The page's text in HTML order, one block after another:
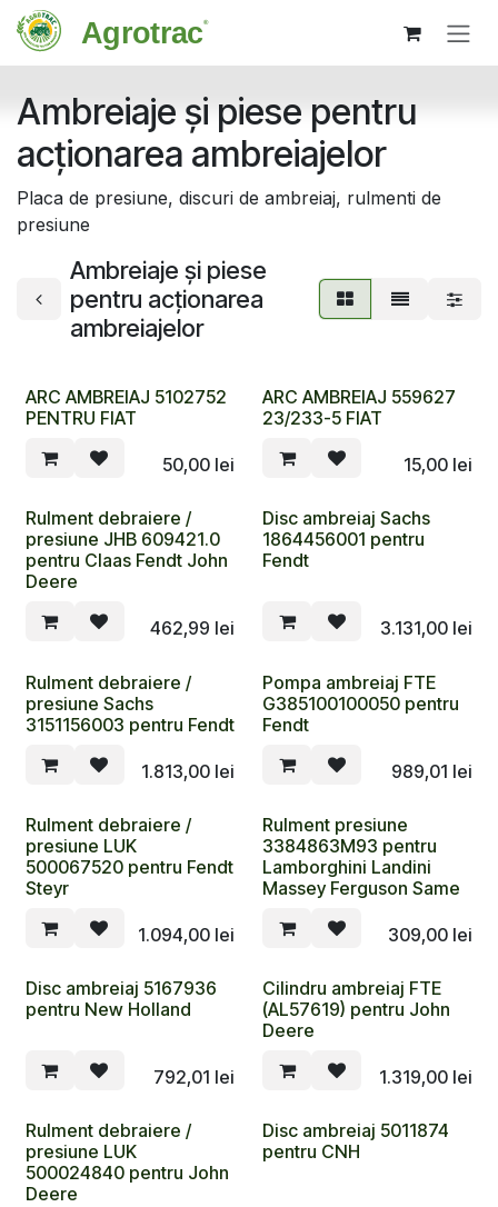
Sari la conținut
Ambreiaje și piese pentru
acționarea ambreiajelor
Placa de presiune, discuri de ambreiaj, rulmenti de
presiune
Ambreiaje și piese
pentru acționarea
ambreiajelor
ARC AMBREIAJ 5102752
PENTRU FIAT
50,00 lei
ARC AMBREIAJ 559627
23/233-5 FIAT
15,00lei
Rulment debraiere /
presiune JHB 609421.0
pentru Claas Fendt John
Deere
462,99 lei
Disc ambreiaj Sachs
1864456001 pentru
Fendt
3.131,00lei
Rulment debraiere /
presiune Sachs
3151156003 pentru Fendt
1.813,00 lei
Pompa ambreiaj FTE
G385100100050 pentru
Fendt
989,01 lei
Rulment debraiere /
presiune LUK
500067520 pentru Fendt
Steyr
1.094,00 lei
Rulment presiune
3384863M93 pentru
Lamborghini Landini
Massey Ferguson Same
309,00lei
Disc ambreiaj 5167936
pentru New Holland
792,01 lei
Cilindru ambreiaj FTE
(AL57619) pentru John
Deere
1.319,00lei
Rulment debraiere /
presiune LUK
500024840 pentru John
Deere
Disc ambreiaj 5011874
pentru CNH